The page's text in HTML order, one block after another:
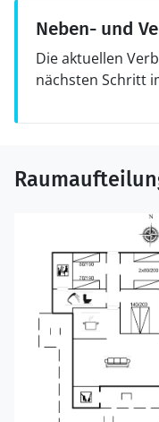
Neben- und
Die aktuellen
nächsten Schritt